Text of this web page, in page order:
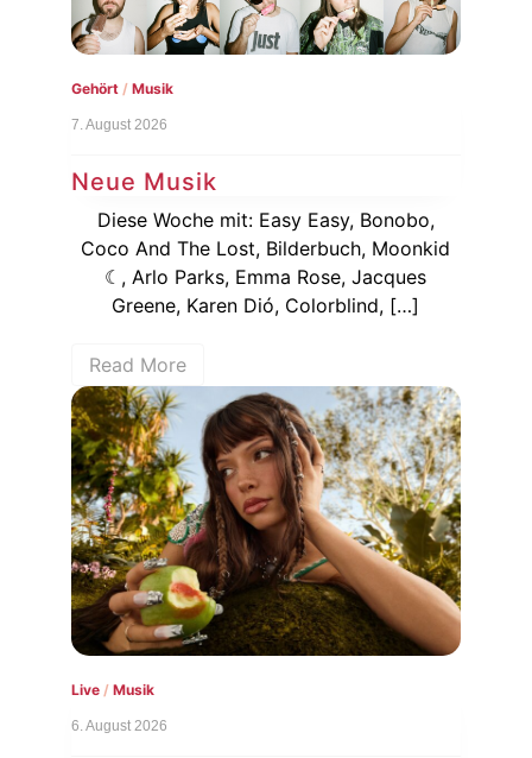
Gehört/ Musik
7. August 2026
Neue Musik
Diese Woche mit: Easy Easy, Bonobo,
Coco And The Lost, Bilderbuch, Moonkid
☾, Arlo Parks, Emma Rose, Jacques
Greene, Karen Dió, Colorblind, […]
Read More
Live/ Musik
6. August 2026